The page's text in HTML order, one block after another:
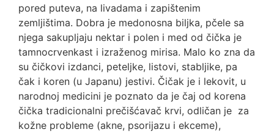
pored puteva, na livadama i zapištenim
zemljištima. Dobra je medonosna biljka, pčele sa
njega sakupljaju nektar i polen i med od čička je
tamnocrvenkast i izraženog mirisa. Malo ko zna da
su čičkovi izdanci, peteljke, listovi, stabljike, pa
čak i koren (u Japanu) jestivi. Čičak je i lekovit, u
narodnoj medicini je poznato da je čaj od korena
čička tradicionalni prečišćavač krvi, odličan je za
kožne probleme (akne, psorijazu i ekceme),